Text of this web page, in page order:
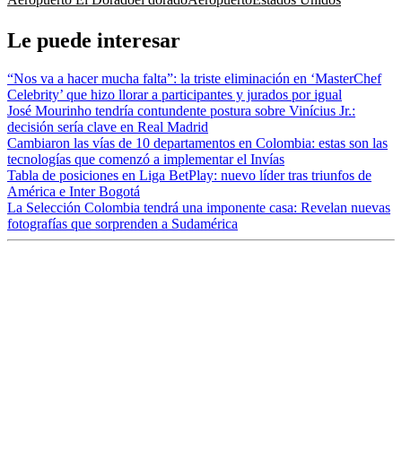
Le puede interesar
“Nos va a hacer mucha falta”: la triste eliminación en ‘MasterChef
Celebrity’ que hizo llorar a participantes y jurados por igual
José Mourinho tendría contundente postura sobre Vinícius Jr.:
decisión sería clave en Real Madrid
Cambiaron las vías de 10 departamentos en Colombia: estas son las
tecnologías que comenzó a implementar el Invías
Tabla de posiciones en Liga BetPlay: nuevo líder tras triunfos de
América e Inter Bogotá
La Selección Colombia tendrá una imponente casa: Revelan nuevas
fotografías que sorprenden a Sudamérica